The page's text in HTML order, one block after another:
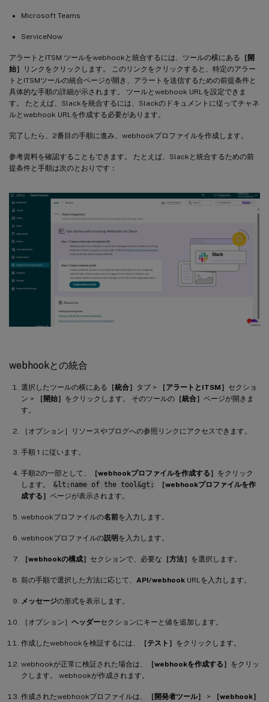
Microsoft Teams
ServiceNow
アラートとITSM ツールをwebhookと統合するには、ツールの横にある ［開
始］
リンクをクリックします。 このリンクをクリックすると、特定のアラー
トとITSMツールの統合ページが開き、アラートを送信するための前提条件と
具体的な手順の詳細が示されます。 ツールとwebhook URLを設定できま
す。 たとえば、Slackを統合するには、Slackのドキュメントに従ってチャネ
ルとwebhook URLを作成する必要があります。
完了したら、2番目の手順に進み、webhookプロファイルを作成します。
参考資料を確認することもできます。 たとえば、Slackと統合するための前
提条件と手順は次のとおりです：
webhookとの統合
選択したツールの横にある ［統合］ タブ > ［アラートとITSM］ セクショ
ン >
［開始］ をクリックします。 そのツールの ［統合］ ページが開きま
す。
［オプション］リソースやブログへの参照リンクにアクセスできます。
手順 1 に従います。
手順2の一部として、 ［webhookプロファイルを作成する］ をクリック
します。
&lt;name of the tool&gt;
［webhookプロファイルを作
成する］ ページが表示されます。
webhookプロファイルの名前を入力します。
webhookプロファイルの説明 を入力します。
［webhookの構成］ セクションで、必要な ［方法］ を選択します。
前の手順で選択した方法に応じて、 API/webhook URLを入力します。
メッセージの形式を表示します。
［オプション］ ヘッダーセクションにキーと値を追加します。
作成したwebhookを検証するには、 ［テスト］ をクリックします。
webhookが正常に検証された場合は、 ［webhookを作成する］ をクリッ
クします。 webhookが作成されます。
作成されたwebhookプロファイルは、 ［開発者ツール］ >
［webhook］